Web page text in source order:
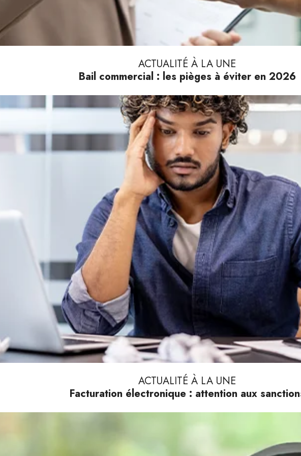
ACTUALITÉ À LA UNE
Bail commercial : les pièges à éviter en 2026
ACTUALITÉ À LA UNE
Facturation électronique : attention aux